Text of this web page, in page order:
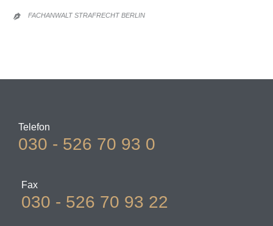
 FACHANWALT STRAFRECHT BERLIN
Telefon
030 - 526 70 93 0
Fax
030 - 526 70 93 22